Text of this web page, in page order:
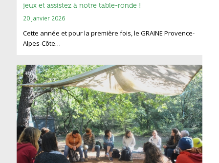
jeux et assistez à notre table-ronde !
20 janvier 2026
Cette année et pour la première fois, le GRAINE Provence-
Alpes-Côte…